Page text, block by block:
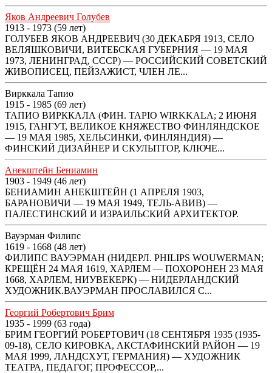
Яков Андреевич Голубев
1913 - 1973 (59 лет)
ГОЛУБЕВ ЯКОВ АНДРЕЕВИЧ (30 ДЕКАБРЯ 1913, СЕЛО
ВЕЛЯШКОВИЧИ, ВИТЕБСКАЯ ГУБЕРНИЯ — 19 МАЯ
1973, ЛЕНИНГРАД, СССР) — РОССИЙСКИЙ СОВЕТСКИЙ
ЖИВОПИСЕЦ, ПЕЙЗАЖИСТ, ЧЛЕН ЛЕ...
Вирккала Тапио
1915 - 1985 (69 лет)
ТАПИО ВИРККАЛА (ФИН. TAPIO WIRKKALA; 2 ИЮНЯ
1915, ГАНГУТ, ВЕЛИКОЕ КНЯЖЕСТВО ФИНЛЯНДСКОЕ
— 19 МАЯ 1985, ХЕЛЬСИНКИ, ФИНЛЯНДИЯ) —
ФИНСКИЙ ДИЗАЙНЕР И СКУЛЬПТОР, КЛЮЧЕ...
Анекштейн Бениамин
1903 - 1949 (46 лет)
БЕНИАМИН АНЕКШТЕЙН (1 АПРЕЛЯ 1903,
БАРАНОВИЧИ — 19 МАЯ 1949, ТЕЛЬ-АВИВ) —
ПАЛЕСТИНСКИЙ И ИЗРАИЛЬСКИЙ АРХИТЕКТОР.
Вауэрман Филипс
1619 - 1668 (48 лет)
ФИЛИПС ВАУЭРМАН (НИДЕРЛ. PHILIPS WOUWERMAN;
КРЕЩЁН 24 МАЯ 1619, ХАРЛЕМ — ПОХОРОНЕН 23 МАЯ
1668, ХАРЛЕМ, НИУВЕКЕРК) — НИДЕРЛАНДСКИЙ
ХУДОЖНИК.ВАУЭРМАН ПРОСЛАВИЛСЯ С...
Георгий Робертович Брим
1935 - 1999 (63 года)
БРИМ ГЕОРГИЙ РОБЕРТОВИЧ (18 СЕНТЯБРЯ 1935 (1935-
09-18), СЕЛО КИРОВКА, АКСТАФИНСКИЙ РАЙОН — 19
МАЯ 1999, ЛАНДСХУТ, ГЕРМАНИЯ) — ХУДОЖНИК
ТЕАТРА, ПЕДАГОГ, ПРОФЕССОР,...